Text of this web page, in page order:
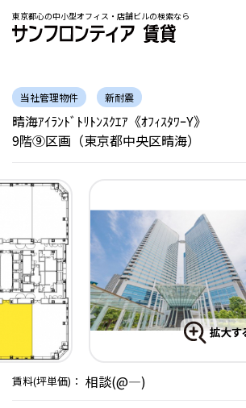
東京都心の中小型オフィス・店舗ビルの検索なら
当社管理物件 新耐震
晴海ｱｲﾗﾝﾄﾞﾄﾘﾄﾝｽｸｴｱ《ｵﾌｨｽﾀﾜｰY》
9階⑨区画（東京都中央区晴海）
賃料(坪単価)： 相談(@―)